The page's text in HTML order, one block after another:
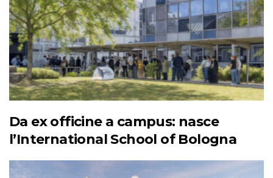
Da ex officine a campus: nasce
l’International School of Bologna